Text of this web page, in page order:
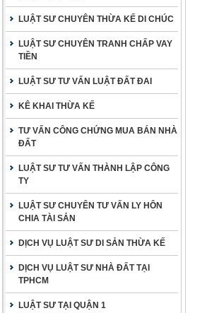
LUẬT SƯ CHUYÊN THỪA KẾ DI CHÚC
LUẬT SƯ CHUYÊN TRANH CHẤP VAY
TIỀN
LUẬT SƯ TƯ VẤN LUẬT ĐẤT ĐAI
KÊ KHAI THỪA KẾ
TƯ VẤN CÔNG CHỨNG MUA BÁN NHÀ
ĐẤT
LUẬT SƯ TƯ VẤN THÀNH LẬP CÔNG
TY
LUẬT SƯ CHUYÊN TƯ VẤN LY HÔN
CHIA TÀI SẢN
DỊCH VỤ LUẬT SƯ DI SẢN THỪA KẾ
DỊCH VỤ LUẬT SƯ NHÀ ĐẤT TẠI
TPHCM
LUẬT SƯ TẠI QUẬN 1